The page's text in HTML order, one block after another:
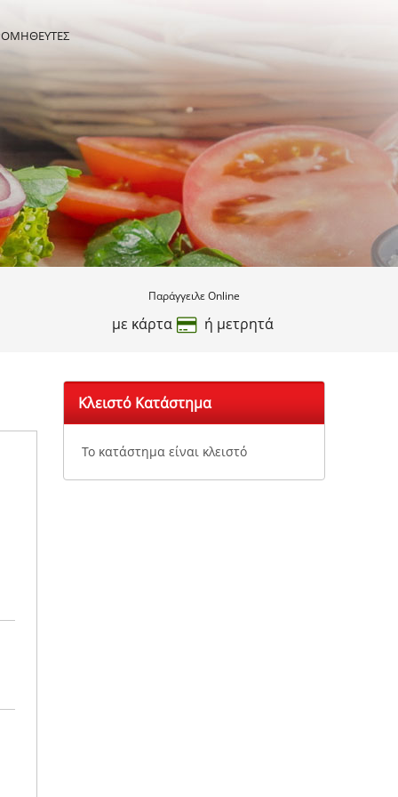
Παράγγειλε Online
με κάρτα ή μετρητά
Κλειστό Κατάστημα
Το κατάστημα είναι κλειστό